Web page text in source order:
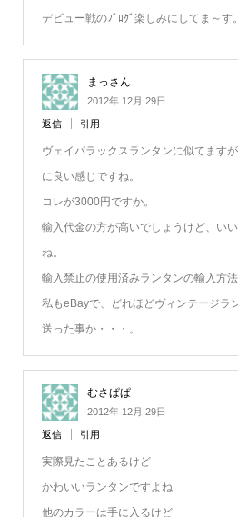
デビュー戦のﾌﾞﾛｸﾞ楽しみにしてま～す。
まっさん
2012年 12月 29日
返信 引用
ヴェイパラックスランタンに似てます
に良い感じですね。
コレが3000円ですか。
輸入代金の方が高いでしょうけど、い
ね。
輸入禁止の使用済みランタンの輸入方
私もeBayで、どれほどヴィンテージラ
送った事か・・・。
むさぱぱ
2012年 12月 29日
返信 引用
実際見たことあるけど
かわいいランタンですよね
他のカラーは手に入るけど